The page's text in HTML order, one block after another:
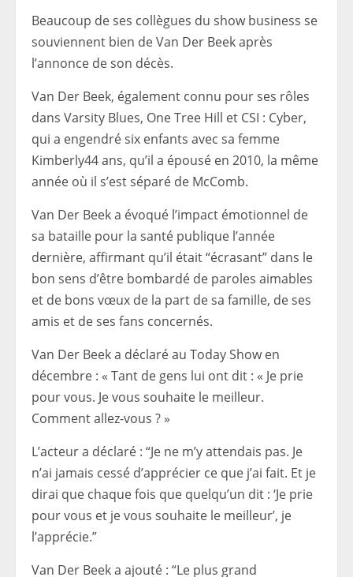
Beaucoup de ses collègues du show business se
souviennent bien de Van Der Beek après
l’annonce de son décès.
Van Der Beek, également connu pour ses rôles
dans Varsity Blues, One Tree Hill et CSI : Cyber,
qui a engendré six enfants avec sa femme
Kimberly44 ans, qu’il a épousé en 2010, la même
année où il s’est séparé de McComb.
Van Der Beek a évoqué l’impact émotionnel de
sa bataille pour la santé publique l’année
dernière, affirmant qu’il était “écrasant” dans le
bon sens d’être bombardé de paroles aimables
et de bons vœux de la part de sa famille, de ses
amis et de ses fans concernés.
Van Der Beek a déclaré au Today Show en
décembre : « Tant de gens lui ont dit : « Je prie
pour vous. Je vous souhaite le meilleur.
Comment allez-vous ? »
L’acteur a déclaré : “Je ne m’y attendais pas. Je
n’ai jamais cessé d’apprécier ce que j’ai fait. Et je
dirai que chaque fois que quelqu’un dit : ‘Je prie
pour vous et je vous souhaite le meilleur’, je
l’apprécie.”
Van Der Beek a ajouté : “Le plus grand